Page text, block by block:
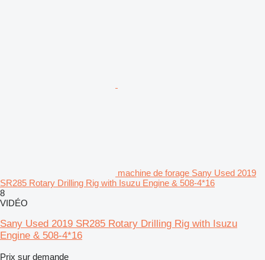
machine de forage Sany Used 2019
SR285 Rotary Drilling Rig with Isuzu Engine & 508-4*16
8
VIDÉO
Sany Used 2019 SR285 Rotary Drilling Rig with Isuzu
Engine & 508-4*16
Prix sur demande